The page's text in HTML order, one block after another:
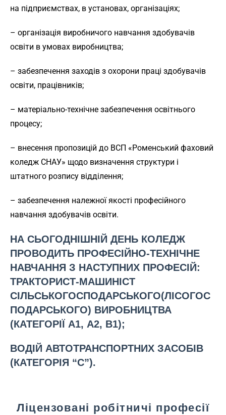
на підприємствах, в установах, організаціях;
– організація виробничого навчання здобувачів
освіти в умовах виробництва;
– забезпечення заходів з охорони праці здобувачів
освіти, працівників;
– матеріально-технічне забезпечення освітнього
процесу;
– внесення пропозицій до ВСП «Роменський фаховий
коледж СНАУ» щодо визначення структури і
штатного розпису відділення;
– забезпечення належної якості професійного
навчання здобувачів освіти.
НА СЬОГОДНІШНІЙ ДЕНЬ КОЛЕДЖ
ПРОВОДИТЬ ПРОФЕСІЙНО-ТЕХНІЧНЕ
НАВЧАННЯ З НАСТУПНИХ ПРОФЕСІЙ:
ТРАКТОРИСТ-МАШИНІСТ
СІЛЬСЬКОГОСПОДАРСЬКОГО(ЛІСОГОС
ПОДАРСЬКОГО) ВИРОБНИЦТВА
(КАТЕГОРІЇ А1, А2, В1);
ВОДІЙ АВТОТРАНСПОРТНИХ ЗАСОБІВ
(КАТЕГОРІЯ “С”).
Ліцензовані робітничі професії